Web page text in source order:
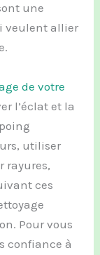
une
veulent allier
de votre
l’éclat et la
utiliser
rayures,
ces
Pour vous
confiance à